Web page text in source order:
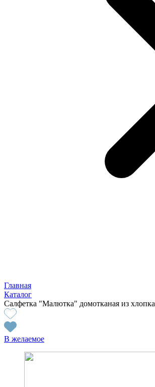
Главная
Каталог
Салфетка "Малютка" домотканая из хлопка
В желаемое